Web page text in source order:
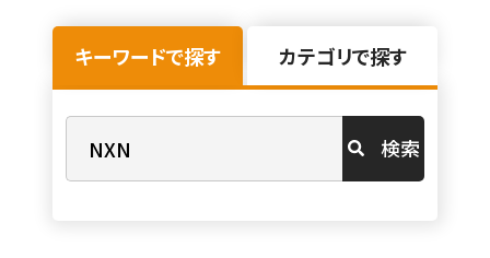
キーワードで探す カテゴリで探す
検索